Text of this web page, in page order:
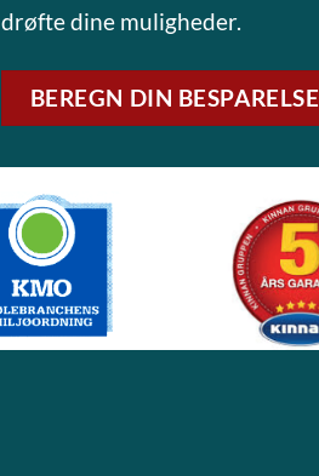
drøfte dine muligheder.
BEREGN DIN BESPARELSE